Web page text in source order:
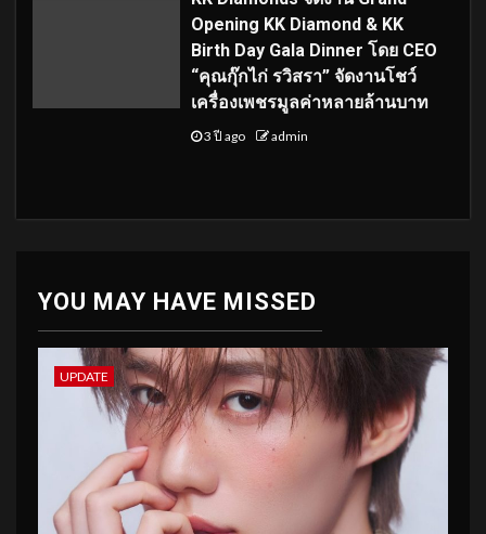
Opening KK Diamond & KK
Birth Day Gala Dinner โดย CEO
“คุณกุ๊กไก่ รวิสรา” จัดงานโชว์
เครื่องเพชรมูลค่าหลายล้านบาท
3 ปี ago admin
YOU MAY HAVE MISSED
UPDATE